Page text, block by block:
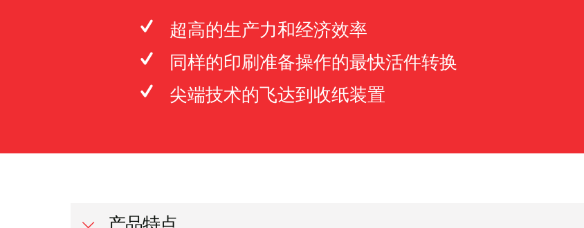
超高的生产力和经济效率
同样的印刷准备操作的最快活件转换
尖端技术的飞达到收纸装置